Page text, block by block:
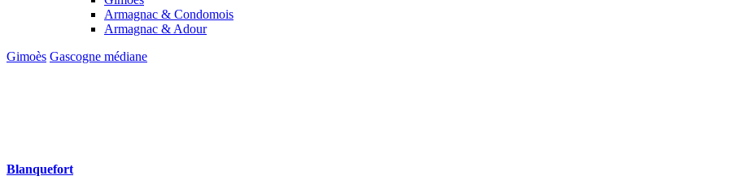
Armagnac & Condomois
Armagnac & Adour
Gimoès Gascogne médiane
Blanquefort